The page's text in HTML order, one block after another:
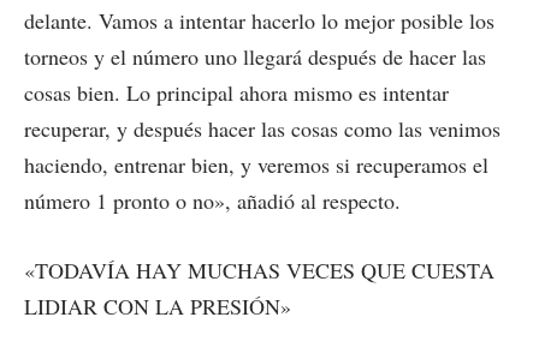
delante. Vamos a intentar hacerlo lo mejor posible los
torneos y el número uno llegará después de hacer las
cosas bien. Lo principal ahora mismo es intentar
recuperar, y después hacer las cosas como las venimos
haciendo, entrenar bien, y veremos si recuperamos el
número 1 pronto o no», añadió al respecto.
«TODAVÍA HAY MUCHAS VECES QUE CUESTA
LIDIAR CON LA PRESIÓN»